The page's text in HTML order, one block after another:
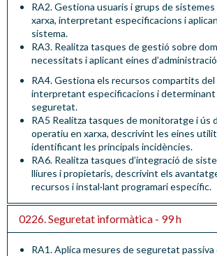
RA2.Gestiona usuaris i grups de
xarxa, interpretant especificacions i
sistema.
RA3. Realitza tasques de gestió sobre
necessitats i aplicant eines
RA4.Gestiona els recursos compartits del
interpretant especificacions i determinant
seguretat.
RA5 Realitza tasques de monitoratge i ús
operatiu en xarxa, descrivint les eines
identificant les principals incidències.
RA6. Realitza tasques d’integració de
lliures i propietaris, descrivint els
recursos i instal·lant programari específic.
0226. Seguretat informàtica - 99 h
RA1.Aplica mesures de seguretat passiva